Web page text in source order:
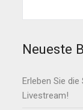
Neueste
Erleben Sie
Livestream!